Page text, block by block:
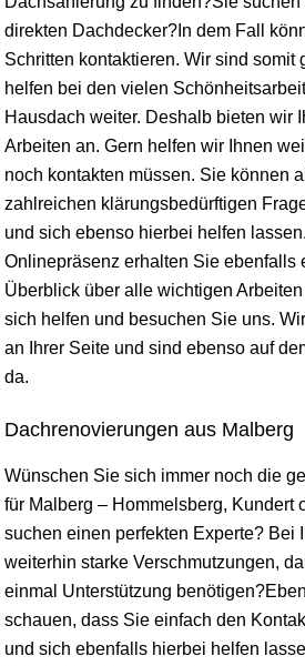
direkten Dachdecker?In dem Fall
Schritten kontaktieren. Wir sind somit
helfen bei den vielen
Hausdach weiter. Deshalb bieten wir
Arbeiten an. Gern helfen wir Ihnen
noch kontakten müssen. Sie können
zahlreichen klärungsbedürftigen
und sich ebenso hierbei helfen
Onlinepräsenz erhalten Sie ebenfalls
Überblick über alle wichtigen
sich helfen und besuchen Sie uns.
an Ihrer Seite und sind ebenso auf
da.
Dachrenovierungen aus Malberg
Wünschen Sie sich immer noch die
für Malberg – Hommelsberg, Kundert
suchen einen perfekten Experte? Bei
weiterhin starke Verschmutzungen,
einmal Unterstützung
schauen, dass Sie einfach den
und sich ebenfalls hierbei helfen